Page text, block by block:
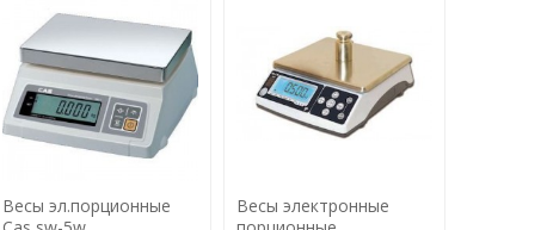
Весы эл.порционные
Весы электронные